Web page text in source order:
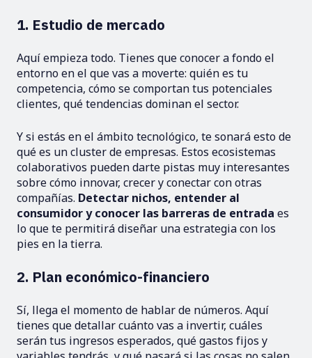
1. Estudio de mercado
Aquí empieza todo. Tienes que conocer a fondo el
entorno en el que vas a moverte: quién es tu
competencia, cómo se comportan tus potenciales
clientes, qué tendencias dominan el sector.
Y si estás en el ámbito tecnológico, te sonará esto de
qué es un cluster de empresas. Estos ecosistemas
colaborativos pueden darte pistas muy interesantes
sobre cómo innovar, crecer y conectar con otras
compañías. Detectar nichos, entender al
consumidor y conocer las barreras de entrada es
lo que te permitirá diseñar una estrategia con los
pies en la tierra.
2. Plan económico-financiero
Sí, llega el momento de hablar de números. Aquí
tienes que detallar cuánto vas a invertir, cuáles
serán tus ingresos esperados, qué gastos fijos y